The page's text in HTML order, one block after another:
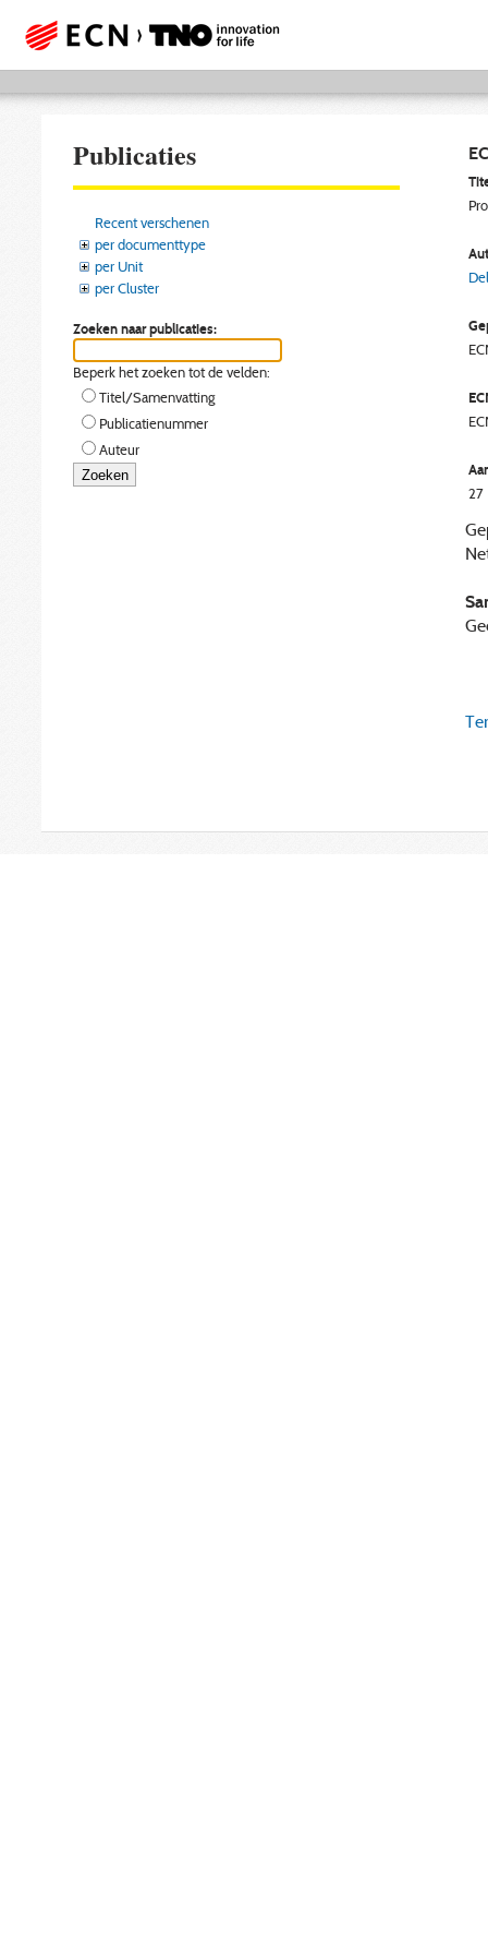
Publicaties
Recent verschenen
per documenttype
per Unit
per Cluster
Zoeken naar publicaties:
Beperk het zoeken tot de velden:
Titel/Samenvatting
Publicatienummer
Auteur
27